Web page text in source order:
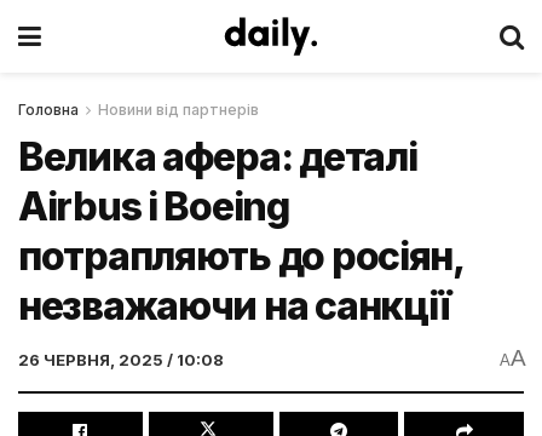
Головна Новини від партнерів
Велика афера: деталі
Airbus і Boeing
потрапляють до росіян,
незважаючи на санкції
26 ЧЕРВНЯ, 2025 / 10:08 AA